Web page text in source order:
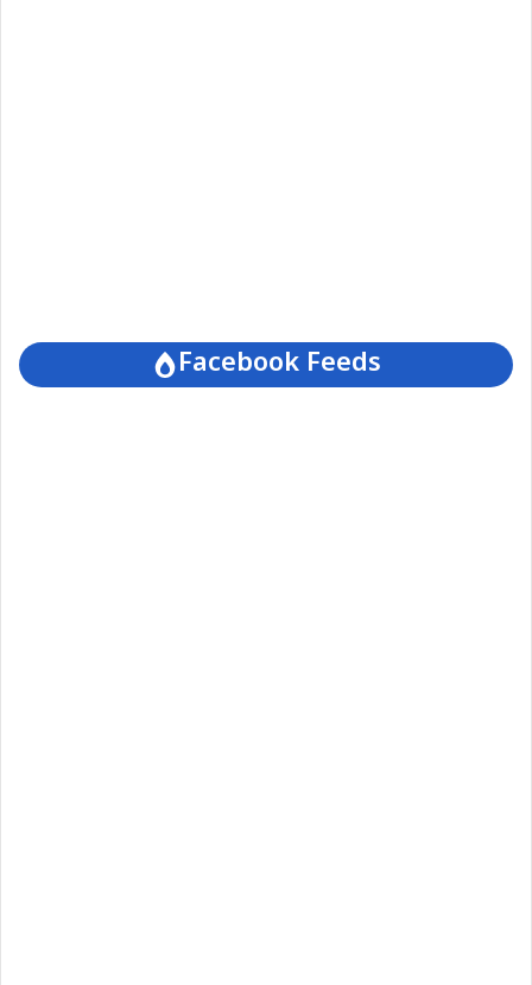
Facebook Feeds